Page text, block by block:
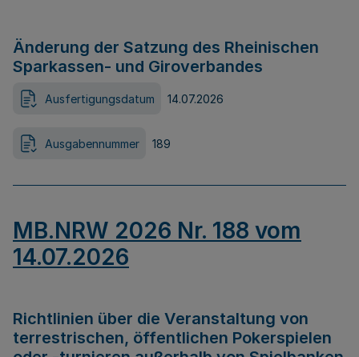
Änderung der Satzung des Rheinischen
Sparkassen- und Giroverbandes
Ausfertigungsdatum 14.07.2026
Ausgabennummer 189
MB.NRW 2026 Nr. 188 vom
14.07.2026
Richtlinien über die Veranstaltung von
terrestrischen, öffentlichen Pokerspielen